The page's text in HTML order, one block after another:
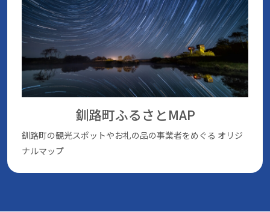
釧路町ふるさとMAP
釧路町の観光スポットやお礼の品の事業者をめぐる オリジ
ナルマップ